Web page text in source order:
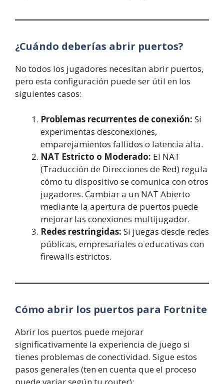
¿Cuándo deberías abrir puertos?
No todos los jugadores necesitan abrir puertos,
pero esta configuración puede ser útil en los
siguientes casos:
Problemas recurrentes de conexión: Si
experimentas desconexiones,
emparejamientos fallidos o latencia alta.
NAT Estricto o Moderado: El NAT
(Traducción de Direcciones de Red) regula
cómo tu dispositivo se comunica con otros
jugadores. Cambiar a un NAT Abierto
mediante la apertura de puertos puede
mejorar las conexiones multijugador.
Redes restringidas: Si juegas desde redes
públicas, empresariales o educativas con
firewalls estrictos.
Cómo abrir los puertos para Fortnite
Abrir los puertos puede mejorar
significativamente la experiencia de juego si
tienes problemas de conectividad. Sigue estos
pasos generales (ten en cuenta que el proceso
puede variar según tu router):